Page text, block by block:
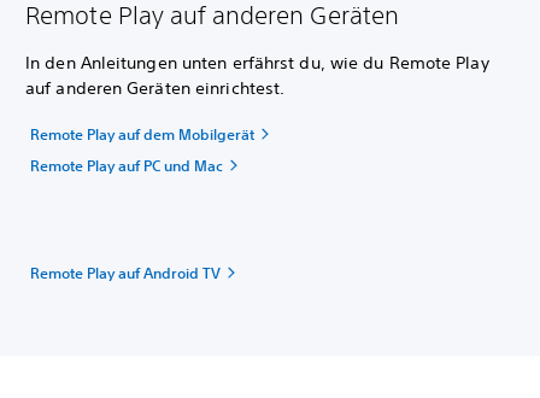
Remote Play auf anderen Geräten
In den Anleitungen unten erfährst du, wie du Remote Play
auf anderen Geräten einrichtest.
Remote Play auf dem Mobilgerät
Remote Play auf PC und Mac
Remote Play auf Android TV